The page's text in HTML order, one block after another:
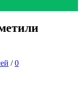
/ 0